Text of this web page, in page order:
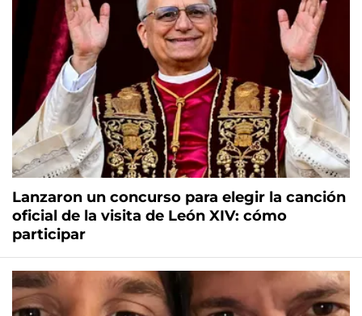
Lanzaron un concurso para elegir la canción
oficial de la visita de León XIV: cómo
participar